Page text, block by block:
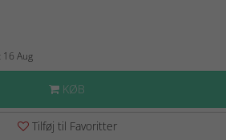
Aug
KØB
Tilføj til Favoritter